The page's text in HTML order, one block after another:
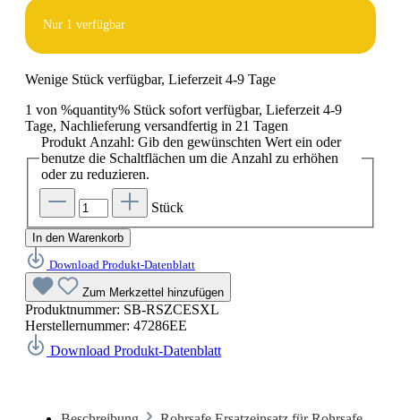
Nur 1 verfügbar
Wenige Stück verfügbar, Lieferzeit 4-9 Tage
1 von %quantity% Stück sofort verfügbar, Lieferzeit 4-9
Tage, Nachlieferung versandfertig in 21 Tagen
Produkt Anzahl: Gib den gewünschten Wert ein oder
benutze die Schaltflächen um die Anzahl zu erhöhen
oder zu reduzieren.
Stück
In den Warenkorb
Download Produkt-Datenblatt
Zum Merkzettel hinzufügen
Produktnummer: SB-RSZCESXL
Herstellernummer: 47286EE
Download Produkt-Datenblatt